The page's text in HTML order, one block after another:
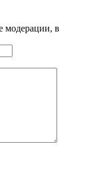
модерации, в